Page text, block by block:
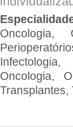
Oncologia,
Oncologia,
Transplantes,